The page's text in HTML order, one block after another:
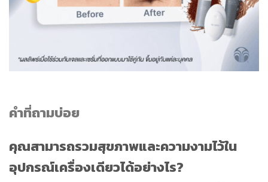
คำที่ถามบ่อย
คุณสามารถรวมสุขภาพและความงามไว้ใน
อุปกรณ์เครื่องเดียวได้อย่างไร?